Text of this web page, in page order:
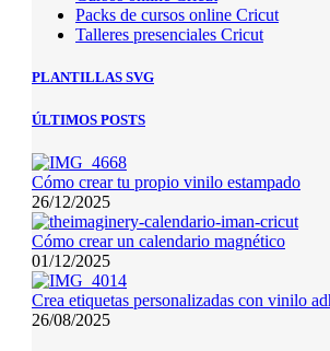
Packs de cursos online Cricut
Talleres presenciales Cricut
PLANTILLAS SVG
ÚLTIMOS POSTS
Cómo crear tu propio vinilo estampado
26/12/2025
Cómo crear un calendario magnético
01/12/2025
Crea etiquetas personalizadas con vinilo
26/08/2025